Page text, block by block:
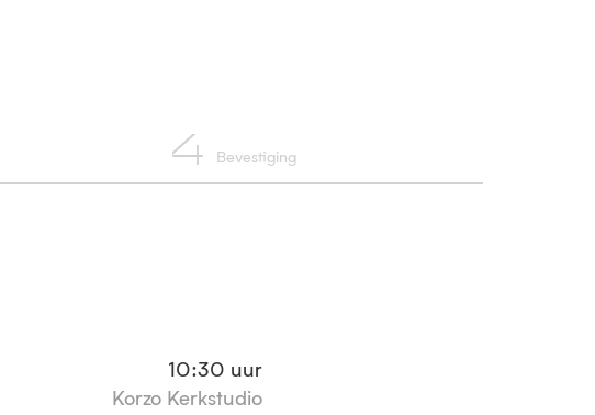
4 Bevestiging
10:30 uur
Korzo Kerkstudio